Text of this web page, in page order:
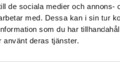
de sociala medier och annons-
med. Dessa kan i sin tur
som du har
använt deras tjänster.